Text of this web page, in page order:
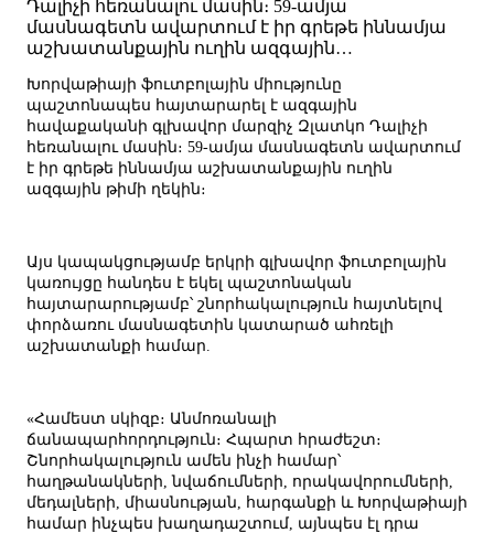
Դալիչի հեռանալու մասին։ 59-ամյա
մասնագետն ավարտում է իր գրեթե իննամյա
աշխատանքային ուղին ազգային…
Խորվաթիայի ֆուտբոլային միությունը
պաշտոնապես հայտարարել է ազգային
հավաքականի գլխավոր մարզիչ Զլատկո Դալիչի
հեռանալու մասին։ 59-ամյա մասնագետն ավարտում
է իր գրեթե իննամյա աշխատանքային ուղին
ազգային թիմի ղեկին։
Այս կապակցությամբ երկրի գլխավոր ֆուտբոլային
կառույցը հանդես է եկել պաշտոնական
հայտարարությամբ՝ շնորհակալություն հայտնելով
փորձառու մասնագետին կատարած ահռելի
աշխատանքի համար.
«Համեստ սկիզբ։ Անմոռանալի
ճանապարհորդություն։ Հպարտ հրաժեշտ։
Շնորհակալություն ամեն ինչի համար՝
հաղթանակների, նվաճումների, որակավորումների,
մեդալների, միասնության, հարգանքի և Խորվաթիայի
համար ինչպես խաղադաշտում, այնպես էլ դրա